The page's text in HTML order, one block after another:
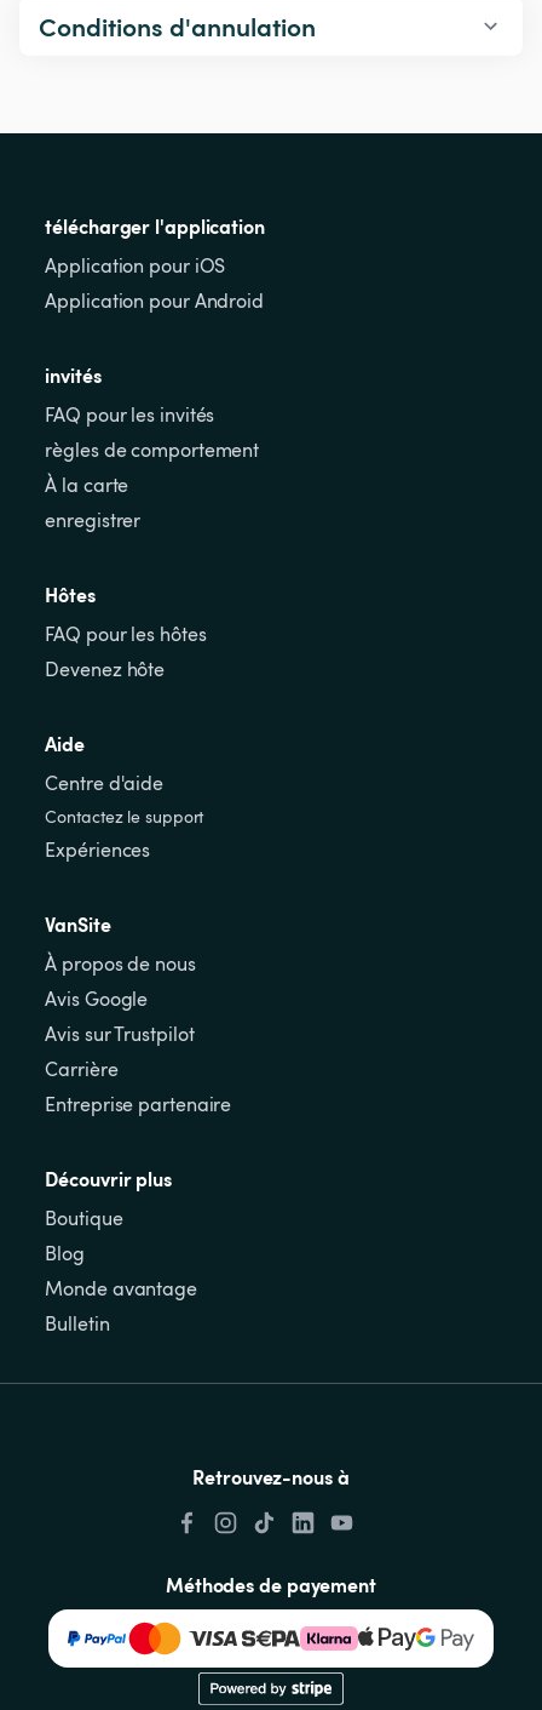
Conditions d'annulation
télécharger l'application
Application pour iOS
Application pour Android
invités
FAQ pour les invités
règles de comportement
À la carte
enregistrer
Hôtes
FAQ pour les hôtes
Devenez hôte
Aide
Centre d'aide
Contactez le support
Expériences
VanSite
À propos de nous
Avis Google
Avis sur Trustpilot
Carrière
Entreprise partenaire
Découvrir plus
Boutique
Blog
Monde avantage
Bulletin
Retrouvez-nous à
Méthodes de payement